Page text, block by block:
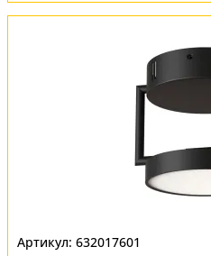
632017601